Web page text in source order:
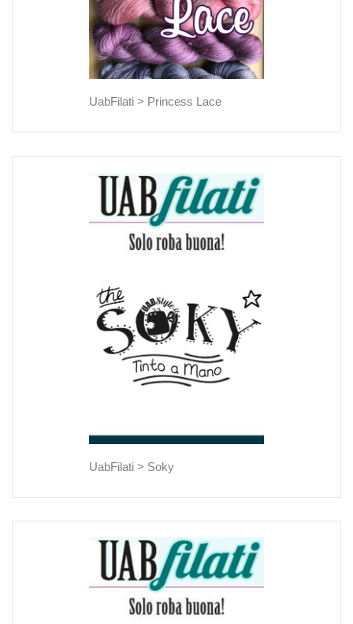
UabFilati > Princess Lace
UabFilati > Soky